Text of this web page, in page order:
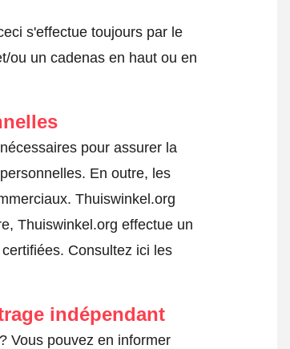
s'effectue toujours par le
ou un cadenas en haut ou en
pour assurer la
En outre, les
Thuiswinkel.org
Thuiswinkel.org effectue un
Consultez ici les
indépendant
Vous pouvez en informer